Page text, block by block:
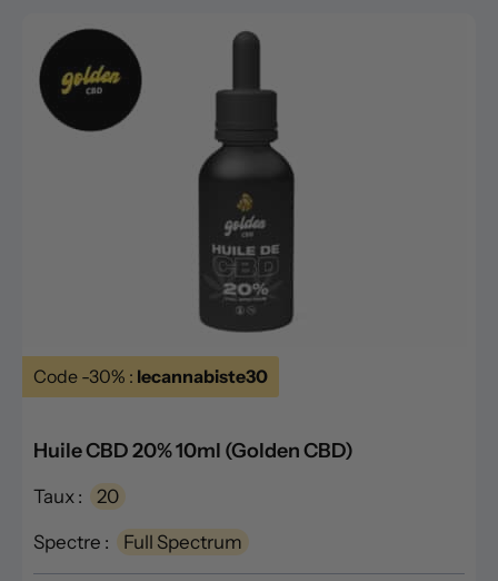
Code -30% : lecannabiste30
Huile CBD 20% 10ml (Golden CBD)
Taux : 20
Spectre : Full Spectrum